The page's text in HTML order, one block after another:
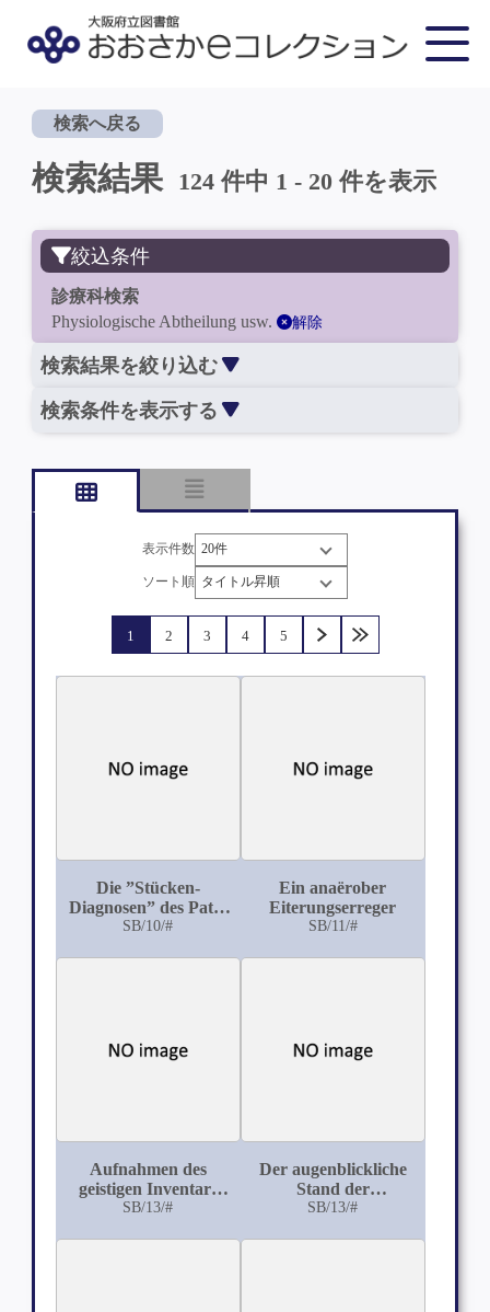
検索へ戻る
検索結果 124 件中 1 - 20 件を表示
絞込条件
診療科検索
Physiologische Abtheilung usw.
解除
検索結果を絞り込む
検索条件を表示する
表示件数
ソート順
1 2 3 4 5
Die ”Stücken-
Diagnosen” des Path.
en Instituts in
SB/10/#
Ein anaërober
Eiterungserreger
SB/11/#
Aufnahmen des
geistigen Inventars
Gesunder als
SB/13/#
Der augenblickliche
Stand der
hygienischen
SB/13/#